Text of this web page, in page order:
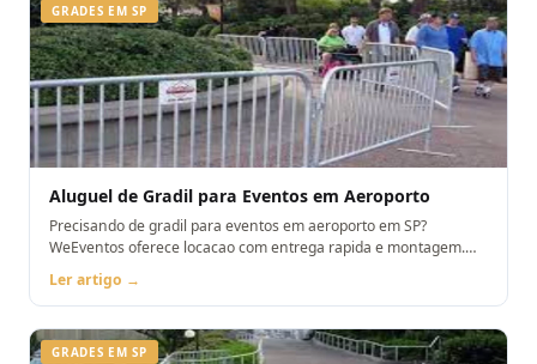
GRADES EM SP
Aluguel de Gradil para Eventos em Aeroporto
Precisando de gradil para eventos em aeroporto em SP?
WeEventos oferece locacao com entrega rapida e montagem.
Orcamento pelo WhatsApp.
Ler artigo →
GRADES EM SP